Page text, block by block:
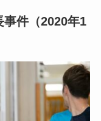
件（2020年1